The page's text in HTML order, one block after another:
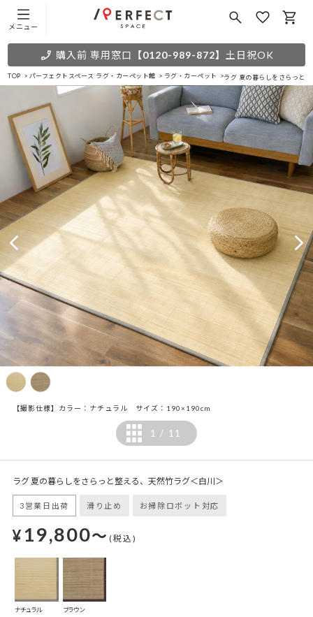
メニュー
購入前 専用窓口 【0120-989-872】 土日祝OK
TOP パーフェクトスペース ラグ・カーペット館 ラグ・カーペット ラグ 夏の暮らしをさらっと
【撮影仕様】カラー：ナチュラル サイズ：190×190cm
1 / 11
ラグ 夏の暮らしをさらっと整える、天然竹ラグ＜白川＞
3営業日出荷 滑り止め お掃除ロボット対応
¥19,800～ (税込)
ナチュラル ブラウン